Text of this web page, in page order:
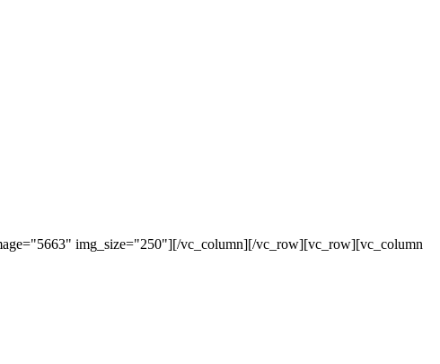
img_size="250"][/vc_column][/vc_row][vc_row][vc_column